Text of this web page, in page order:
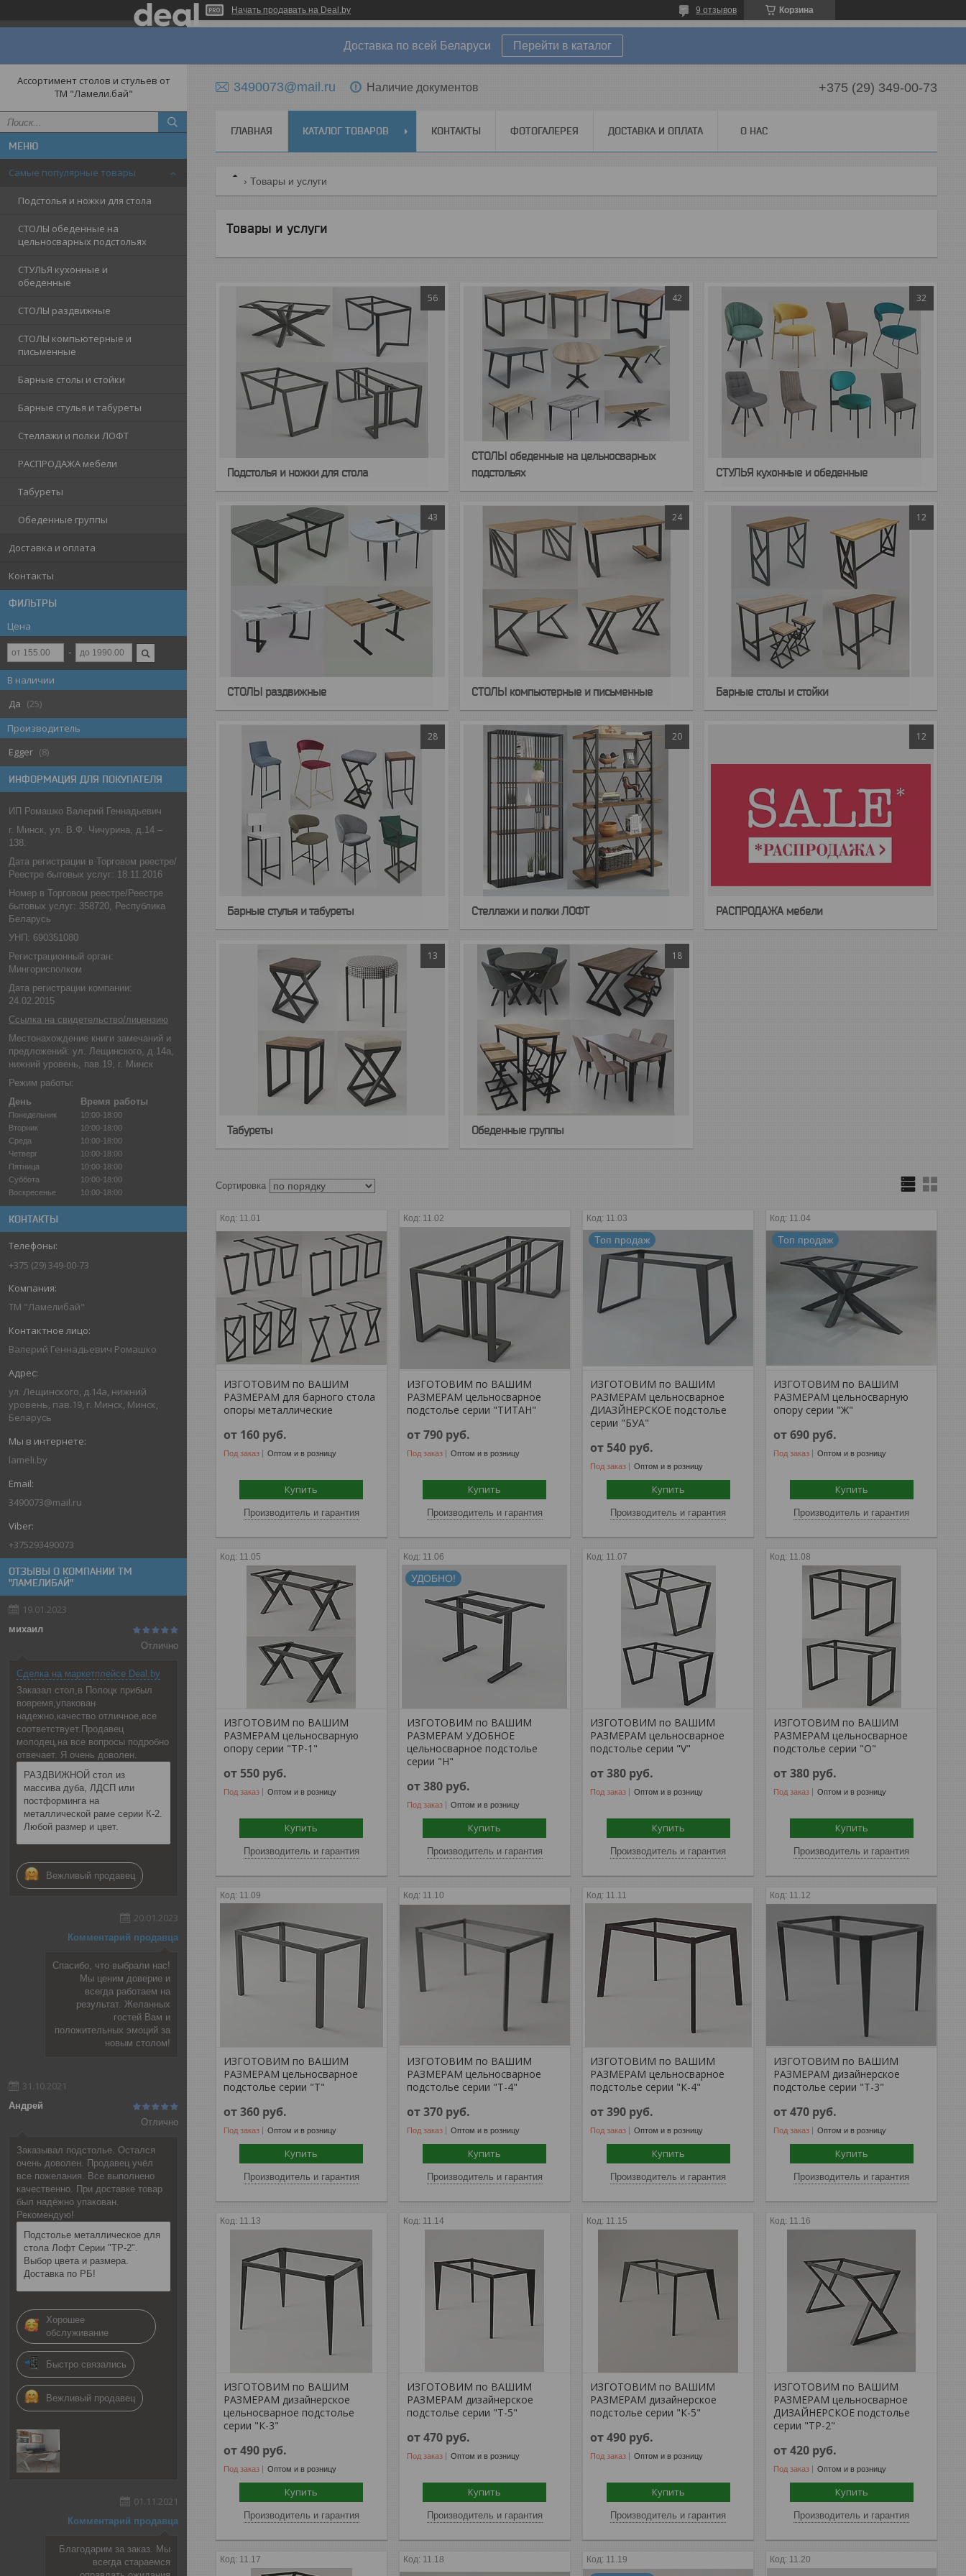
Начать продавать на Deal.by Корзина
9 отзывов
Доставка по всей Беларуси Перейти в каталог
Ассортимент столов и стульев от
ТМ "Ламели.бай"
Самые популярные товары
Подстолья и ножки для стола
СТОЛЫ обеденные на
цельносварных подстольях
СТУЛЬЯ кухонные и
обеденные
СТОЛЫ раздвижные
СТОЛЫ компьютерные и
письменные
Барные столы и стойки
Барные стулья и табуреты
Стеллажи и полки ЛОФТ
РАСПРОДАЖА мебели
Табуреты
Обеденные группы
Доставка и оплата
Контакты
ФИЛЬТРЫ
Цена
В наличии
Да
25
Производитель
Egger
8
ИНФОРМАЦИЯ ДЛЯ ПОКУПАТЕЛЯ
ИП Ромашко Валерий Геннадьевич
г. Минск, ул. В.Ф. Чичурина, д.14 –
138.
Дата регистрации в Торговом реестре/
Реестре бытовых услуг: 18.11.2016
Номер в Торговом реестре/Реестре
бытовых услуг: 358720, Республика
Беларусь
УНП: 690351080
Регистрационный орган:
Мингорисполком
Дата регистрации компании:
24.02.2015
Ссылка на свидетельство/лицензию
Местонахождение книги замечаний и
предложений: ул. Лещинского, д.14а,
нижний уровень, пав.19, г. Минск
Режим работы:
День
Время работы
Понедельник
10:00-18:00
Вторник
10:00-18:00
Среда
10:00-18:00
Четверг
10:00-18:00
Пятница
10:00-18:00
Суббота
10:00-18:00
Воскресенье
10:00-18:00
КОНТАКТЫ
+375 (29) 349-00-73
ТМ "Ламелибай"
Валерий Геннадьевич Ромашко
ул. Лещинского, д.14а, нижний
уровень, пав.19, г. Минск, Минск,
Беларусь
lameli.by
3490073@mail.ru
+375293490073
ОТЗЫВЫ О КОМПАНИИ ТМ
"ЛАМЕЛИБАЙ"
19.01.2023
михаил
Отлично
Сделка на маркетплейсе Deal.by
Заказал стол,в Полоцк прибыл
вовремя,упакован
надежно,качество отличное,все
соответствует.Продавец
молодец,на все вопросы подробно
отвечает. Я очень доволен.
РАЗДВИЖНОЙ стол из
массива дуба, ЛДСП или
постформинга на
металлической раме серии К-2.
Любой размер и цвет.
Вежливый продавец
20.01.2023
Комментарий продавца
Спасибо, что выбрали нас!
Мы ценим доверие и
всегда работаем на
результат. Желанных
гостей Вам и
положительных эмоций за
новым столом!
31.10.2021
Андрей
Отлично
Заказывал подстолье. Остался
очень доволен. Продавец учёл
все пожелания. Все выполнено
качественно. При доставке товар
был надёжно упакован.
Рекомендую!
Подстолье металлическое для
стола Лофт Серии "ТР-2".
Выбор цвета и размера.
Доставка по РБ!
Хорошее
обслуживание
Быстро связались
Вежливый продавец
01.11.2021
Комментарий продавца
Благодарим за заказ. Мы
всегда стараемся
3490073@mail.ru Наличие документов +375 (29) 349-00-73
ГЛАВНАЯ КАТАЛОГ ТОВАРОВ КОНТАКТЫ ФОТОГАЛЕРЕЯ ДОСТАВКА И ОПЛАТА О НАС
Товары и услуги
Товары и услуги
56
Подстолья и ножки для стола
42
СТОЛЫ обеденные на цельносварных
подстольях
32
СТУЛЬЯ кухонные и обеденные
43
СТОЛЫ раздвижные
24
СТОЛЫ компьютерные и письменные
12
Барные столы и стойки
28
Барные стулья и табуреты
20
Стеллажи и полки ЛОФТ
12
РАСПРОДАЖА мебели
13
Табуреты
18
Обеденные группы
11.01
ИЗГОТОВИМ по ВАШИМ
РАЗМЕРАМ для барного стола
опоры металлические
от 160 руб.
Под заказ Оптом и в розницу
Купить
Производитель и гарантия
11.02
ИЗГОТОВИМ по ВАШИМ
РАЗМЕРАМ цельносварное
подстолье серии "ТИТАН"
от 790 руб.
Под заказ Оптом и в розницу
Купить
Производитель и гарантия
11.03
Топ продаж
ИЗГОТОВИМ по ВАШИМ
РАЗМЕРАМ цельносварное
ДИАЗЙНЕРСКОЕ подстолье
серии "БУА"
от 540 руб.
Под заказ Оптом и в розницу
Купить
Производитель и гарантия
11.04
Топ продаж
ИЗГОТОВИМ по ВАШИМ
РАЗМЕРАМ цельносварную
опору серии "Ж"
от 690 руб.
Под заказ Оптом и в розницу
Купить
Производитель и гарантия
11.05
ИЗГОТОВИМ по ВАШИМ
РАЗМЕРАМ цельносварную
опору серии "ТР-1"
от 550 руб.
Под заказ Оптом и в розницу
Купить
Производитель и гарантия
11.06
УДОБНО!
ИЗГОТОВИМ по ВАШИМ
РАЗМЕРАМ УДОБНОЕ
цельносварное подстолье
серии "Н"
от 380 руб.
Под заказ Оптом и в розницу
Купить
Производитель и гарантия
11.07
ИЗГОТОВИМ по ВАШИМ
РАЗМЕРАМ цельносварное
подстолье серии "V"
от 380 руб.
Под заказ Оптом и в розницу
Купить
Производитель и гарантия
11.08
ИЗГОТОВИМ по ВАШИМ
РАЗМЕРАМ цельносварное
подстолье серии "О"
от 380 руб.
Под заказ Оптом и в розницу
Купить
Производитель и гарантия
11.09
ИЗГОТОВИМ по ВАШИМ
РАЗМЕРАМ цельносварное
подстолье серии "Т"
от 360 руб.
Под заказ Оптом и в розницу
Купить
Производитель и гарантия
11.10
ИЗГОТОВИМ по ВАШИМ
РАЗМЕРАМ цельносварное
подстолье серии "Т-4"
от 370 руб.
Под заказ Оптом и в розницу
Купить
Производитель и гарантия
11.11
ИЗГОТОВИМ по ВАШИМ
РАЗМЕРАМ цельносварное
подстолье серии "К-4"
от 390 руб.
Под заказ Оптом и в розницу
Купить
Производитель и гарантия
11.12
ИЗГОТОВИМ по ВАШИМ
РАЗМЕРАМ дизайнерское
подстолье серии "Т-3"
от 470 руб.
Под заказ Оптом и в розницу
Купить
Производитель и гарантия
11.13
ИЗГОТОВИМ по ВАШИМ
РАЗМЕРАМ дизайнерское
цельносварное подстолье
серии "К-3"
от 490 руб.
Под заказ Оптом и в розницу
Купить
Производитель и гарантия
11.14
ИЗГОТОВИМ по ВАШИМ
РАЗМЕРАМ дизайнерское
подстолье серии "Т-5"
от 470 руб.
Под заказ Оптом и в розницу
Купить
Производитель и гарантия
11.15
ИЗГОТОВИМ по ВАШИМ
РАЗМЕРАМ дизайнерское
подстолье серии "К-5"
от 490 руб.
Под заказ Оптом и в розницу
Купить
Производитель и гарантия
11.16
ИЗГОТОВИМ по ВАШИМ
РАЗМЕРАМ цельносварное
ДИЗАЙНЕРСКОЕ подстолье
серии "ТР-2"
от 420 руб.
Под заказ Оптом и в розницу
Купить
Производитель и гарантия
11.17 11.18 11.19 11.20